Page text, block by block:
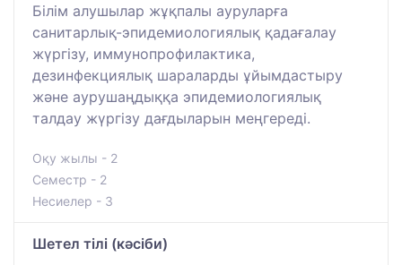
Білім алушылар жұқпалы ауруларға
санитарлық-эпидемиологиялық қадағалау
жүргізу, иммунопрофилактика,
дезинфекциялық шараларды ұйымдастыру
және аурушаңдыққа эпидемиологиялық
талдау жүргізу дағдыларын меңгереді.
Оқу жылы - 2
Семестр - 2
Несиелер - 3
Шетел тілі (кәсіби)